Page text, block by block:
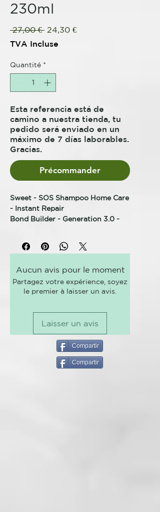
230ml
27,00 € Prix
24,30 €Prix
TVA Incluse
Quantité *
Esta referencia está de
camino a nuestra tienda, tu
pedido será enviado en un
máximo de 7 días laborables.
Gracias.
Précommander
Sweet - SOS Shampoo Home Care
- Instant Repair
Bond Builder - Generation 3.0 -
3.0 Bond Builder 230ml
S.O.S Shampoo Cuidado en Casa,
es un producto complementario
para sanar y cuidar tu cabello,
tratamiento de regeneración y
recuperación de cabello.
¡Devuelve la proteína a tu cabello
tras un proceso de decoloración o
Su formula natural, con
Aucun avis pour le moment
Partagez votre expérience, soyez
le premier à laisser un avis.
Laisser un avis
Compartir
Compartir